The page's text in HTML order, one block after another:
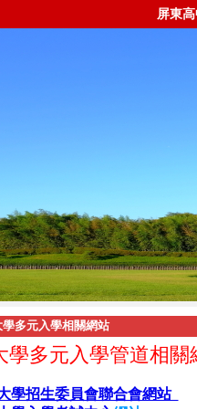
屏東
學多元入學相關網站
學多元入學管道相關
學招生委員會聯合會網站